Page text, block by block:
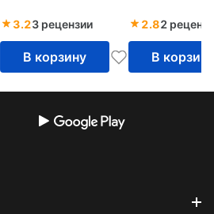
3.23 рецензии
В корзину
2.82
В корзину